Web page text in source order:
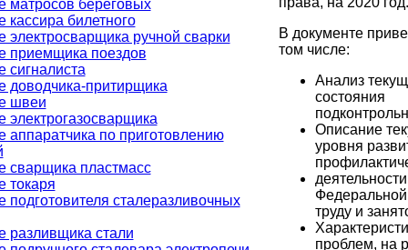
матросов береговых
кассира билетного
электросварщика ручной сварки
приемщика поездов
сигналиста
доводчика-притирщика
швеи
электрогазосварщика
аппаратчика по приготовлению
сварщика пластмасс
токаря
подготовителя сталеразливочных
разливщика стали
В документе
том числе:
Анализ
состояния
Описание
уровня
деятельности
труду и
проблем, на